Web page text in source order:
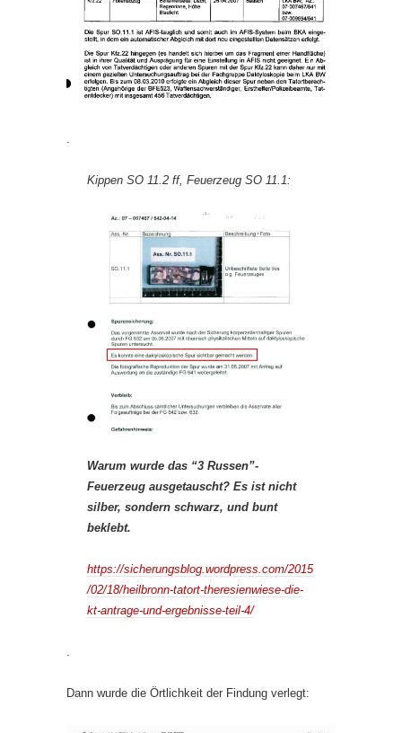
Kippen SO 11.2 ff, Feuerzeug SO 11.1:
Warum wurde das “3 Russen”-
Feuerzeug ausgetauscht? Es ist nicht
silber, sondern schwarz, und bunt
beklebt.
https://sicherungsblog.wordpress.com/2015
/02/18/heilbronn-tatort-theresienwiese-die-
kt-antrage-und-ergebnisse-teil-4/
Dann wurde die Örtlichkeit der Findung verlegt: